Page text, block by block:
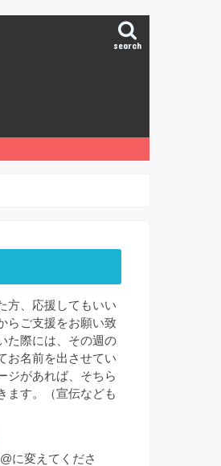
search
方、応援してもいい
らご支援をお願い致
た際には、その週の
お名前を出させてい
ジがあれば、そちら
ます。（宣伝なども
に変えてくださ